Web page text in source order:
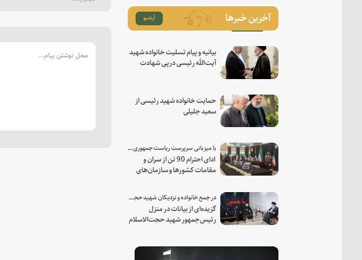
آخرین خبرها آرشیو
بیانیه و پیام تسلیت خانواده شهید
آیت‌الله رئیسی درپی شهادت
حمایت خانواده شهید رئیسی از
سعید جلیلی
با میزبانی سرپرست ریاست جمهوری صورت گرفت؛
ادای احترام 90 تن از سران و
مقامات کشورها و سازمان‌های
در جمع خانواده و نزدیکان شهید حجت‌الاسلام‌والمسلمین رئیسی:
گزیده‌ای از بیانات در منزل
رئیس‌جمهور شهید حجت‌الاسلام